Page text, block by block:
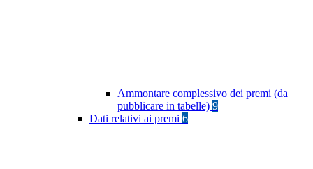
Ammontare complessivo dei premi (da
pubblicare in tabelle) 9
Dati relativi ai premi 6